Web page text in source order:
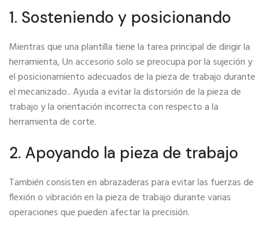
1. Sosteniendo y posicionando
Mientras que una plantilla tiene la tarea principal de dirigir la
herramienta, Un accesorio solo se preocupa por la sujeción y
el posicionamiento adecuados de la pieza de trabajo durante
el mecanizado.. Ayuda a evitar la distorsión de la pieza de
trabajo y la orientación incorrecta con respecto a la
herramienta de corte.
2. Apoyando la pieza de trabajo
También consisten en abrazaderas para evitar las fuerzas de
flexión o vibración en la pieza de trabajo durante varias
operaciones que pueden afectar la precisión.